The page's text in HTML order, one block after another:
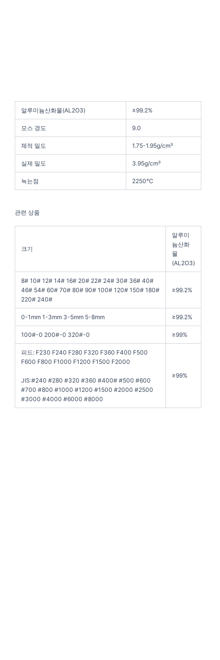
알루미늄산화물(AL2O3) ≥99.2%
모스 경도 9.0
체적 밀도 1.75-1.95g/cm³
실제 밀도 3.95g/cm³
녹는점 2250℃
관련 상품
크기
알루미
늄산화
물
(AL2O3)
8# 10# 12# 14# 16# 20# 22# 24# 30# 36# 40#
46# 54# 60# 70# 80# 90# 100# 120# 150# 180#
220# 240#
≥99.2%
0-1mm 1-3mm 3-5mm 5-8mm ≥99.2%
100#-0 200#-0 320#-0 ≥99%
피드: F230 F240 F280 F320 F360 F400 F500
F600 F800 F1000 F1200 F1500 F2000
JIS:#240 #280 #320 #360 #400# #500 #600
#700 #800 #1000 #1200 #1500 #2000 #2500
#3000 #4000 #6000 #8000
≥99%